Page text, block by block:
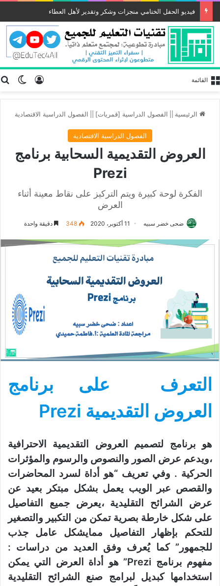
فيديو الحفل الختامي منجزات وشكر وتقدير لأهل العطاء
تسجيل القائمة
الرئيسية الفصول الدراسية [قمريات] الفصول الدراسية الاقتصادية
الفصول الدراسية الاقتصادية
العروض التقديمية السحابية برنامج
Prezi
الفكرة لوحة كبيرة ويتم التركيز على نقاط معينة أثناء
العرض
ضحى خضر سبيه 11 أكتوبر، 2020 348 دقيقة واحدة
التعرف على برنامج
العروض التقديمية Prezi
هو برنامج لتصميم العروض التقديمية الاحترافية
،ويدعم عرض الصور والنصوص والرسوم والمؤثرات
الحركية . وفي تعريف “هو أداة لسرد المحاضرات
والقصص عبر الويب يعمل بشكل مبتكر بعيد عن
عرض الشرائح التقليدية ،يعرض جميع التفاصيل
على شكل خارطة بصرية تمكن من التكبير والتصغير
للتحكم بإظهار التفاصيل ممايشكل عامل جذب
للجمهور” كما يُعرف وفق العديد من دراسات :
مفهوم برنامج Prezi” هو أداة العرض التي يمكن
استخدامها كبديل لبرامج صنع الشرائح التقليدية